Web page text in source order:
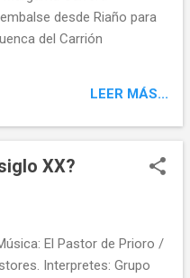
desde Riaño para
del Carrión
LEER MÁS...
XX?
El Pastor de Prioro /
Interpretes: Grupo